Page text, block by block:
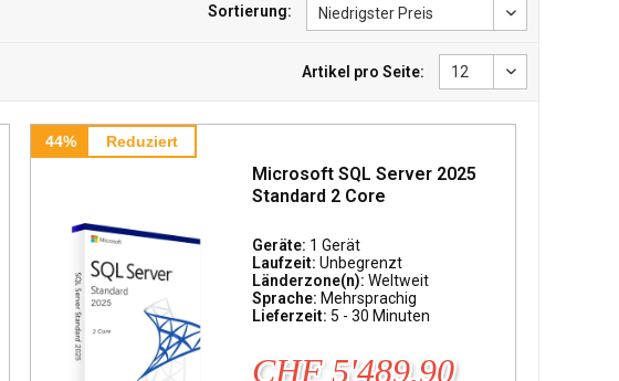
Sortierung:
Artikel pro Seite:
44% Reduziert
Microsoft SQL Server 2025
Standard 2 Core
Geräte: 1 Gerät
Laufzeit:Unbegrenzt
Länderzone(n):Weltweit
Sprache: Mehrsprachig
Lieferzeit: 5 - 30 Minuten
CHF 5'489.90